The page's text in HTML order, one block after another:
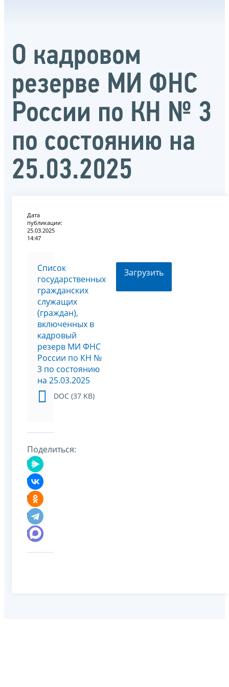
О кадровом
резерве МИ ФНС
России по КН № 3
по состоянию на
25.03.2025
Дата
публикации:
25.03.2025
14:47
Список
государственных
гражданских
служащих
(граждан),
включенных в
кадровый
резерв МИ ФНС
России по КН №
3 по состоянию
на 25.03.2025
DOC (37 KB)
Загрузить
Поделиться: